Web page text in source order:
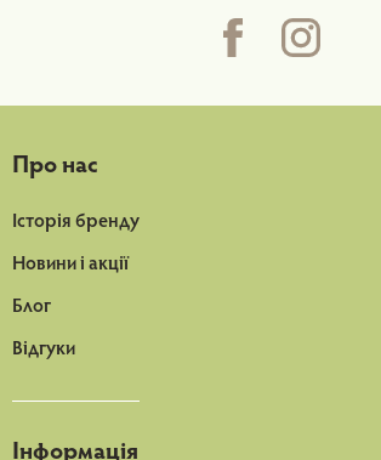
Про нас
Історія бренду
Новини і акції
Блог
Відгуки
Інформація